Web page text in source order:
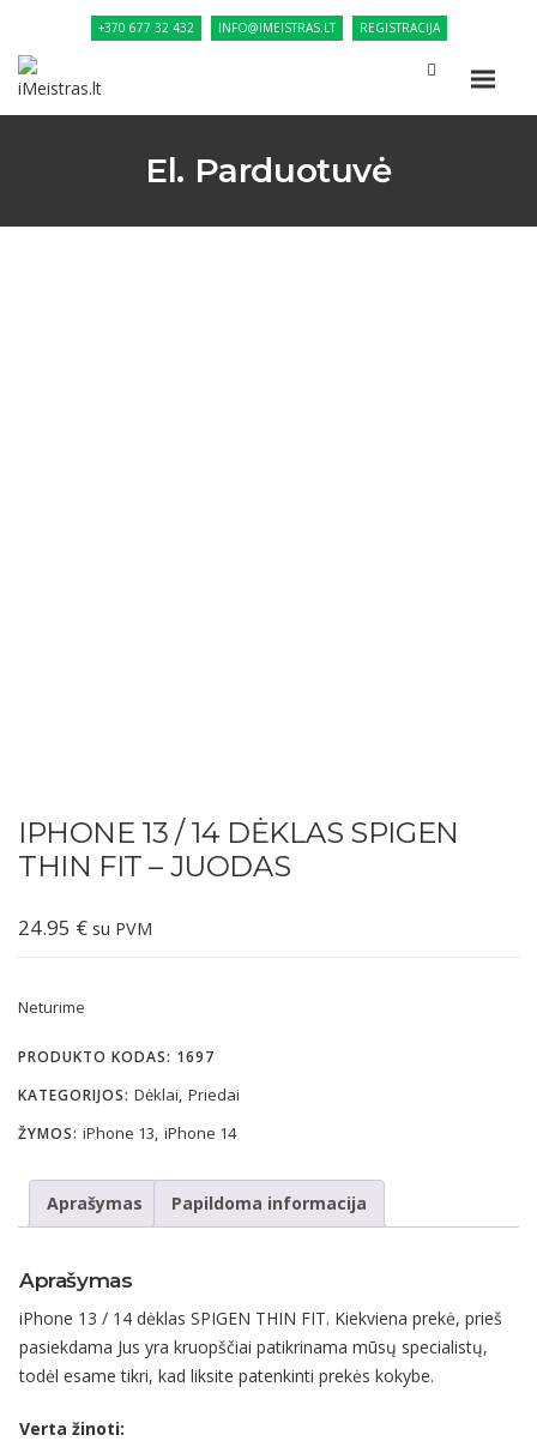
+370 677 32 432 INFO@IMEISTRAS.LT REGISTRACIJA
El. Parduotuvė
IPHONE 13 / 14 DĖKLAS SPIGEN
THIN FIT – JUODAS
24.95 € su PVM
Neturime
PRODUKTO KODAS: 1697
KATEGORIJOS: Dėklai, Priedai
ŽYMOS: iPhone 13, iPhone 14
Aprašymas Papildoma informacija
Aprašymas
iPhone 13 / 14 dėklas SPIGEN THIN FIT. Kiekviena prekė, prieš
pasiekdama Jus yra kruopščiai patikrinama mūsų specialistų,
todėl esame tikri, kad liksite patenkinti prekės kokybe.
Verta žinoti: